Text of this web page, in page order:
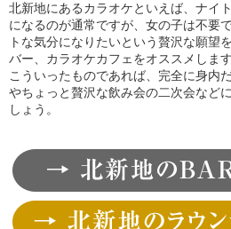
北新地にあるカラオケといえば、ナイ
になるのが通常ですが、女の子は不要
トな気分になりたいという贅沢な願望
バー、カラオケカフェをオススメします
こういったものであれば、完全に身内
やちょっと贅沢な飲み会の二次会など
しょう。